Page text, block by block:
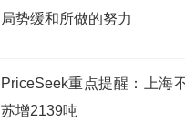
局势缓和所做的努力
PriceSeek重点提醒：上海
苏增2139吨